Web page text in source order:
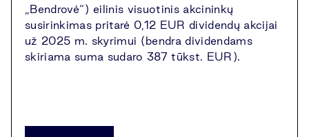
„Bendrovė“) eilinis visuotinis akcininkų
susirinkimas pritarė 0,12 EUR dividendų akcijai
už 2025 m. skyrimui (bendra dividendams
skiriama suma sudaro 387 tūkst. EUR).